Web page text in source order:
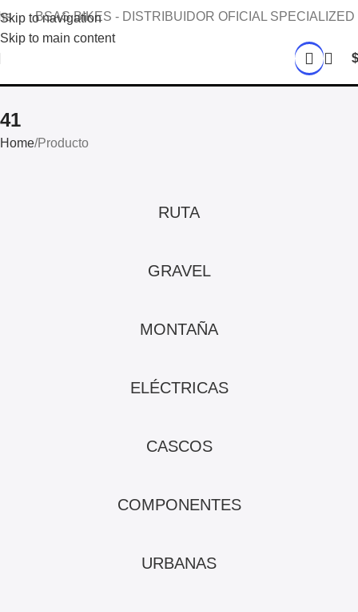
Skip to navigation
Skip to main content
BIKES - DISTRIBUIDOR OFICIAL SPECIALIZED
$
41
Home Producto
RUTA
GRAVEL
MONTAÑA
ELÉCTRICAS
CASCOS
COMPONENTES
URBANAS